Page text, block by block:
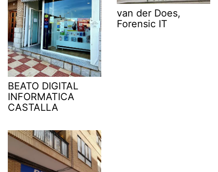
BEATO DIGITAL
INFORMATICA
CASTALLA
van der Does,
Forensic IT